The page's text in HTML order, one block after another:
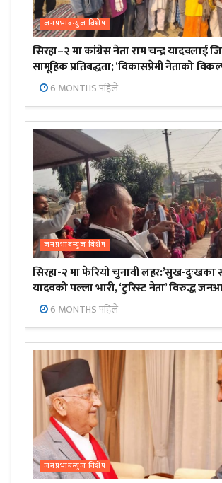
जनप्रभाबन्युज विशेष
सिरहा–२ मा कांग्रेस नेता राम चन्द्र यादवलाई
सामूहिक प्रतिबद्धता; ‘विकासप्रेमी नेताको
6 MONTHS पहिले
जनप्रभाबन्युज विशेष
सिरहा-२ मा फेरियो चुनावी लहर:’सुख-दुःखका
यादवको पल्ला भारी, ‘टुरिस्ट नेता’ विरुद्ध
6 MONTHS पहिले
जनप्रभाबन्युज विशेष